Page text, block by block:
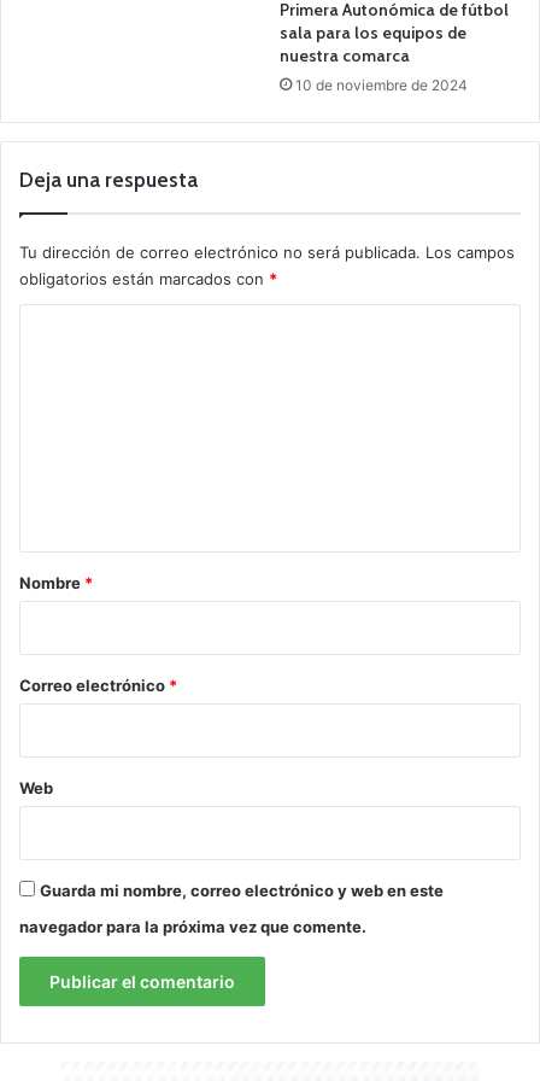
Primera Autonómica de fútbol
sala para los equipos de
nuestra comarca
10 de noviembre de 2024
Deja una respuesta
Tu dirección de correo electrónico no será publicada. Los campos
obligatorios están marcados con *
r
*
Nombre *
Correo electrónico *
Web
Guarda mi nombre, correo electrónico y web en este
navegador para la próxima vez que comente.